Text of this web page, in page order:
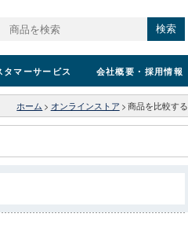
検索
タマーサービス 会社概要 ・採用情報
ホーム > オンラインストア > 商品を比較する